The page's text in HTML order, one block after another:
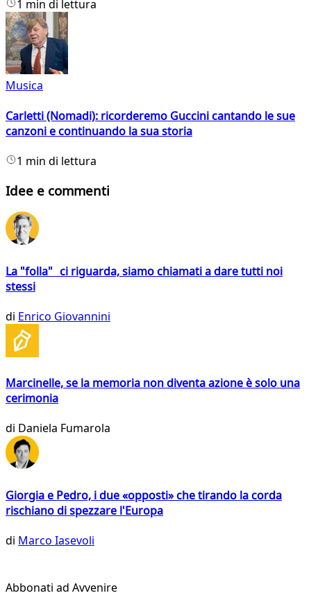
1 min di lettura
Musica
Carletti (Nomadi): ricorderemo Guccini cantando le sue
canzoni e continuando la sua storia
1 min di lettura
Idee e commenti
La "folla" ci riguarda, siamo chiamati a dare tutti noi
stessi
di Enrico Giovannini
Marcinelle, se la memoria non diventa azione è solo una
cerimonia
di Daniela Fumarola
Giorgia e Pedro, i due «opposti» che tirando la corda
rischiano di spezzare l'Europa
di Marco Iasevoli
Abbonati ad Avvenire